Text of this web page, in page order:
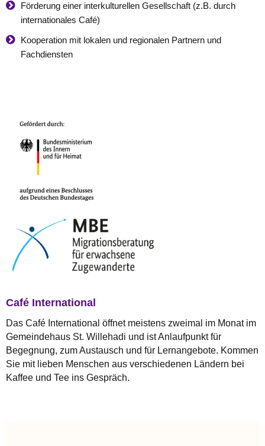
Förderung einer interkulturellen Gesellschaft (z.B. durch
internationales Café)
Kooperation mit lokalen und regionalen Partnern und
Fachdiensten
Café International
Das Café International öffnet meistens zweimal im Monat im
Gemeindehaus St. Willehadi und ist Anlaufpunkt für
Begegnung, zum Austausch und für Lernangebote. Kommen
Sie mit lieben Menschen aus verschiedenen Ländern bei
Kaffee und Tee ins Gespräch.